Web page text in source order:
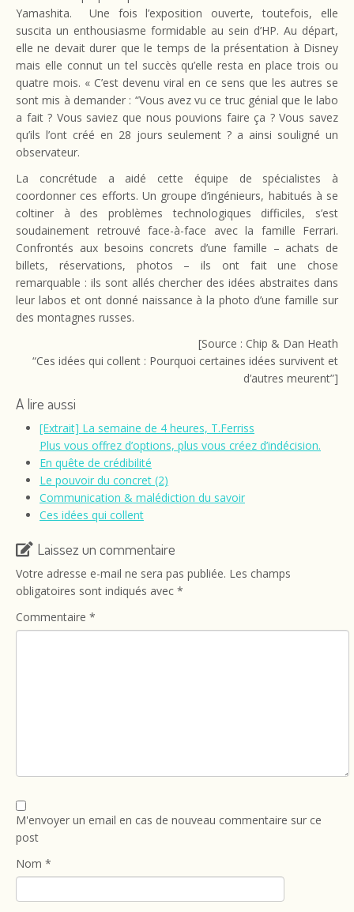
Yamashita. Une fois l’exposition ouverte, toutefois, elle
suscita un enthousiasme formidable au sein d’HP. Au départ,
elle ne devait durer que le temps de la présentation à Disney
mais elle connut un tel succès qu’elle resta en place trois ou
quatre mois. « C’est devenu viral en ce sens que les autres se
sont mis à demander : “Vous avez vu ce truc génial que le labo
a fait ? Vous saviez que nous pouvions faire ça ? Vous savez
qu’ils l’ont créé en 28 jours seulement ? a ainsi souligné un
observateur.
La concrétude a aidé cette équipe de spécialistes à
coordonner ces efforts. Un groupe d’ingénieurs, habitués à se
coltiner à des problèmes technologiques difficiles, s’est
soudainement retrouvé face-à-face avec la famille Ferrari.
Confrontés aux besoins concrets d’une famille – achats de
billets, réservations, photos – ils ont fait une chose
remarquable : ils sont allés chercher des idées abstraites dans
leur labos et ont donné naissance à la photo d’une famille sur
des montagnes russes.
[Source : Chip & Dan Heath
“Ces idées qui collent : Pourquoi certaines idées survivent et
d’autres meurent”]
A lire aussi
[Extrait] La semaine de 4 heures, T.Ferriss
Plus vous offrez d’options, plus vous créez d’indécision.
En quête de crédibilité
Le pouvoir du concret (2)
Communication & malédiction du savoir
Ces idées qui collent
Laissez un commentaire
Votre adresse e-mail ne sera pas publiée. Les champs
obligatoires sont indiqués avec *
Commentaire *
M'envoyer un email en cas de nouveau commentaire sur ce
post
Nom *